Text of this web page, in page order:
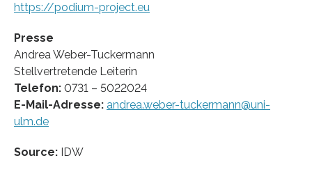
https://podium-project.eu
Presse
Andrea Weber-Tuckermann
Stellvertretende Leiterin
Telefon: 0731 – 5022024
E-Mail-Adresse: andrea.weber-tuckermann@uni-
ulm.de
Source: IDW